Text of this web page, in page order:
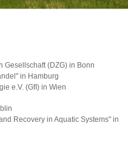
Gesellschaft (DZG) in Bonn
in Hamburg
e.V. (GfI) in Wien
Recovery in Aquatic Systems" in